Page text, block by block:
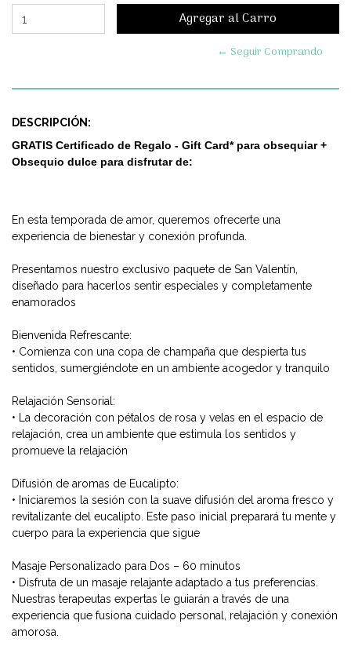
← Seguir Comprando
DESCRIPCIÓN:
GRATIS Certificado de Regalo - Gift Card*para obsequiar +
Obsequio dulce para disfrutar de:
En esta temporada de amor, queremos ofrecerte una
experiencia de bienestar y conexión profunda.
Presentamos nuestro exclusivo paquete de San Valentín,
diseñado para hacerlos sentir especiales y completamente
enamorados
Bienvenida Refrescante:
• Comienza con una copa de champaña que despierta tus
sentidos, sumergiéndote en un ambiente acogedor y tranquilo
Relajación Sensorial:
• La decoración con pétalos de rosa y velas en el espacio de
relajación, crea un ambiente que estimula los sentidos y
promueve la relajación
Difusión de aromas de Eucalipto:
• Iniciaremos la sesión con la suave difusión del aroma fresco y
revitalizante del eucalipto. Este paso inicial preparará tu mente y
cuerpo para la experiencia que sigue
Masaje Personalizado para Dos – 60 minutos
• Disfruta de un masaje relajante adaptado a tus preferencias.
Nuestras terapeutas expertas le guiarán a través de una
experiencia que fusiona cuidado personal, relajación y conexión
amorosa.